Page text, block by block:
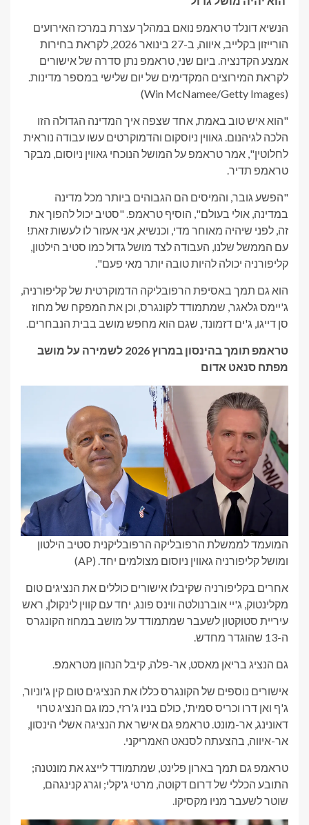
הנשיא דונלד טראמפ נואם במהלך עצרת במרכז האירועים
הורייזון בקלייב, איווה, ב-27 בינואר 2026, לקראת בחירות
אמצע הקדנציה. ביום שני, טראמפ נתן סדרה של אישורים
לקראת המירוצים המקדימים של יום שלישי במספר מדינות.
(Win McNamee/Getty Images)
"הוא איש טוב באמת, אחד שצפה איך המדינה הגדולה הזו
הלכה לגיהנום. גאווין ניוסקום והדמוקרטים עשו עבודה נוראית
לחלוטין", אמר טראמפ על המושל הנוכחי גאווין ניוסום, מבקר
טראמפ תדיר.
"הפשע גובר, והמיסים הם הגבוהים ביותר מכל מדינה
במדינה, אולי בעולם", הוסיף טראמפ. "סטיב יכול להפוך את
זה, לפני שיהיה מאוחר מדי, וכנשיא, אני אעזור לו לעשות זאת!
עם הממשל שלנו, העבודה לצד מושל גדול כמו סטיב הילטון,
קליפורניה יכולה להיות טובה יותר מאי פעם".
הוא גם תמך באסיפת הרפובליקה הדמוקרטית של קליפורניה,
ג'יימס גלאגר, שמתמודד לקונגרס, וכן את המפקח של מחוז
סן דייגו, ג'ים דזמונד, שגם הוא מחפש מושב בבית הנבחרים.
טראמפ תומך בהינסון במרוץ 2026 לשמירה על מושב
מפתח סנאט אדום
המועמד לממשלת הרפובליקה הרפובליקנית סטיב הילטון
ומושל קליפורניה גאווין ניוסום מצולמים יחד. (AP)
אחרים בקליפורניה שקיבלו אישורים כוללים את הנציגים טום
מקלינטוק, ג'יי אוברנולטה ווינס פונג, יחד עם קווין לינקולן, ראש
עיריית סטוקטון לשעבר שמתמודד על מושב במחוז הקונגרס
ה-13 שהוגדר מחדש.
גם הנציג בריאן מאסט, אר-פלה, קיבל הנהון מטראמפ.
אישורים נוספים של הקונגרס כללו את הנציגים טום קין ג'וניור,
ג'ף ואן דרו וכריס סמית', כולם בניו ג'רזי, כמו גם הנציג טרוי
דאונינג, אר-מונט. טראמפ גם אישר את הנציגה אשלי הינסון,
אר-איווה, בהצעתה לסנאט האמריקני.
טראמפ גם תמך בארון פלינט, שמתמודד לייצג את מונטנה;
התובע הכללי של דרום דקוטה, מרטי ג'קלי; וגרג קנינגהם,
שוטר לשעבר מניו מקסיקו.